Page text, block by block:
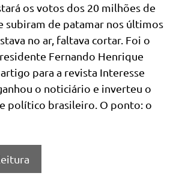
os votos dos 20 milhões de
subiram de patamar nos últimos
no ar, faltava cortar. Foi o
Fernando Henrique
para a revista Interesse
o noticiário e inverteu o
político brasileiro. O ponto: o